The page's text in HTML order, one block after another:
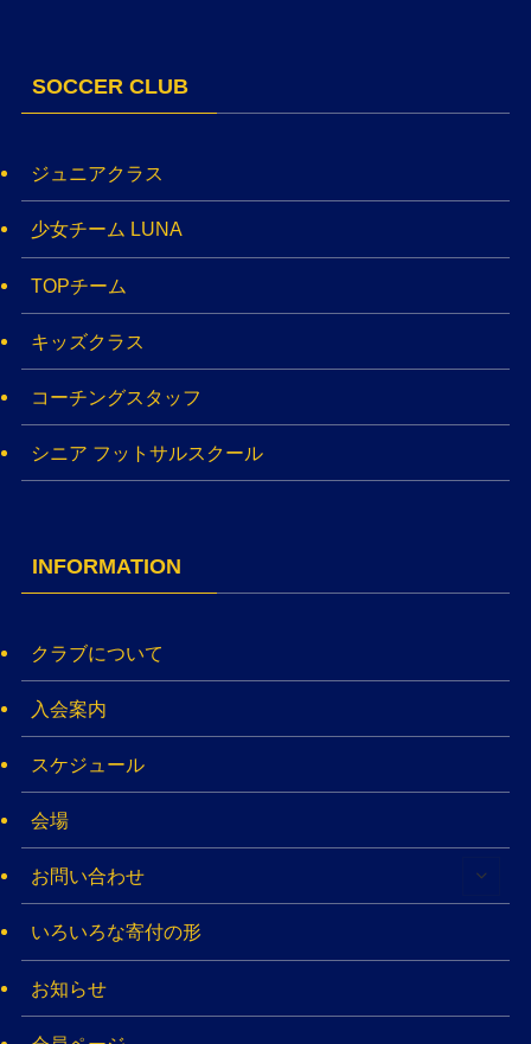
SOCCER CLUB
ジュニアクラス
少女チーム LUNA
TOPチーム
キッズクラス
コーチングスタッフ
シニア フットサルスクール
INFORMATION
クラブについて
入会案内
スケジュール
会場
お問い合わせ
いろいろな寄付の形
お知らせ